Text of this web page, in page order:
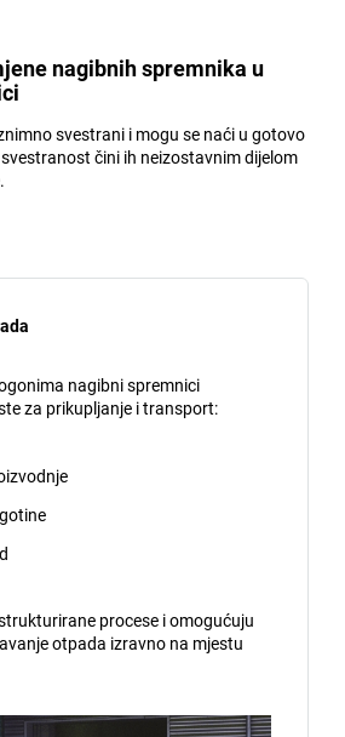
nagibnih spremnika u
svestrani i mogu se naći u gotovo
čini ih neizostavnim dijelom
nagibni spremnici
za prikupljanje i transport:
procese i omogućuju
otpada izravno na mjestu